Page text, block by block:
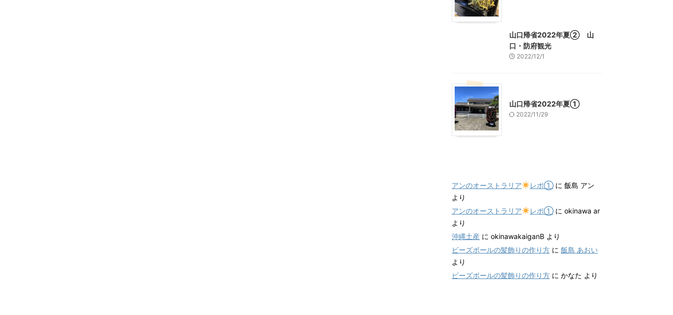
山口帰省2022年夏② 山
口・防府観光
2022/12/1
山口帰省2022年夏①
2022/11/29
アンのオーストラリア レポ①に 飯島 アン
より
アンのオーストラリア
レポ①に okinawa ar
より
沖縄土産 に okinawakaiganB より
ビーズボールの髪飾りの作り方 に 飯島 あおい
より
ビーズボールの髪飾りの作り方 に かなた より